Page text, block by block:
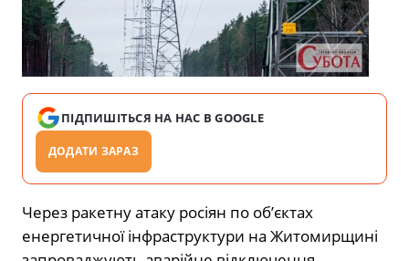
ПІДПИШІТЬСЯ НА НАС В GOOGLE
ДОДАТИ ЗАРАЗ
Через ракетну атаку росіян по об’єктах
енергетичної інфраструктури на Житомирщині